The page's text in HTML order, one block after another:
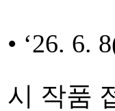
• ‘26. 6.
시 작품